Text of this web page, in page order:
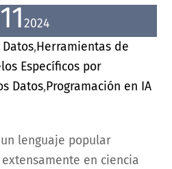
112024
,Herramientas de
Específicos por
Datos,Programación en IA
lenguaje popular
en ciencia